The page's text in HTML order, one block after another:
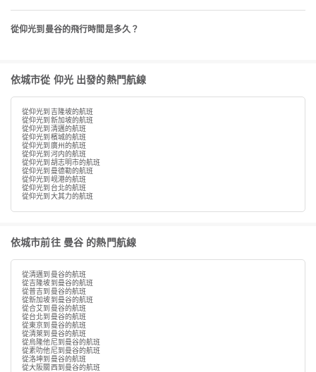
從仰光到曼谷的飛行時間是多久？
依城市從 仰光 出發的熱門航線
從仰光到吉隆坡的航班
從仰光到新加坡的航班
從仰光到清邁的航班
從仰光到檳城的航班
從仰光到廣州的航班
從仰光到河内的航班
從仰光到胡志明市的航班
從仰光到曼德勒的航班
從仰光到岘港的航班
從仰光到台北的航班
從仰光到大其力的航班
依城市前往 曼谷 的熱門航線
從清邁到曼谷的航班
從吉隆坡到曼谷的航班
從普吉到曼谷的航班
從新加坡到曼谷的航班
從合艾到曼谷的航班
從台北到曼谷的航班
從東京到曼谷的航班
從清萊到曼谷的航班
從烏隆他尼到曼谷的航班
從素叻他尼到曼谷的航班
從洛坤到曼谷的航班
從大阪關西到曼谷的航班